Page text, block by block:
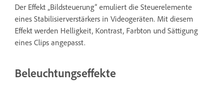
Der Effekt „Bildsteuerung“ emuliert die Steuerelemente
eines Stabilisierverstärkers in Videogeräten. Mit diesem
Effekt werden Helligkeit, Kontrast, Farbton und Sättigung
eines Clips angepasst.
Beleuchtungseffekte